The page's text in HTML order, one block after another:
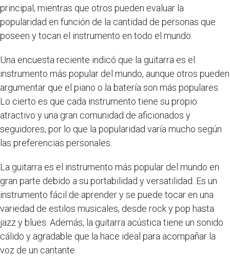
principal, mientras que otros pueden evaluar la
popularidad en función de la cantidad de personas que
poseen y tocan el instrumento en todo el mundo.
Una encuesta reciente indicó que la guitarra es el
instrumento más popular del mundo, aunque otros pueden
argumentar que el piano o la batería son más populares.
Lo cierto es que cada instrumento tiene su propio
atractivo y una gran comunidad de aficionados y
seguidores, por lo que la popularidad varía mucho según
las preferencias personales.
La guitarra es el instrumento más popular del mundo en
gran parte debido a su portabilidad y versatilidad. Es un
instrumento fácil de aprender y se puede tocar en una
variedad de estilos musicales, desde rock y pop hasta
jazz y blues. Además, la guitarra acústica tiene un sonido
cálido y agradable que la hace ideal para acompañar la
voz de un cantante.